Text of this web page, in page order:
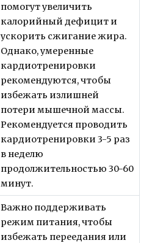
помогут увеличить
калорийный дефицит и
ускорить сжигание жира.
Однако, умеренные
кардиотренировки
рекомендуются, чтобы
избежать излишней
потери мышечной массы.
Рекомендуется проводить
кардиотренировки 3-5 раз
в неделю
продолжительностью 30-60
минут.
Важно поддерживать
режим питания, чтобы
избежать переедания или